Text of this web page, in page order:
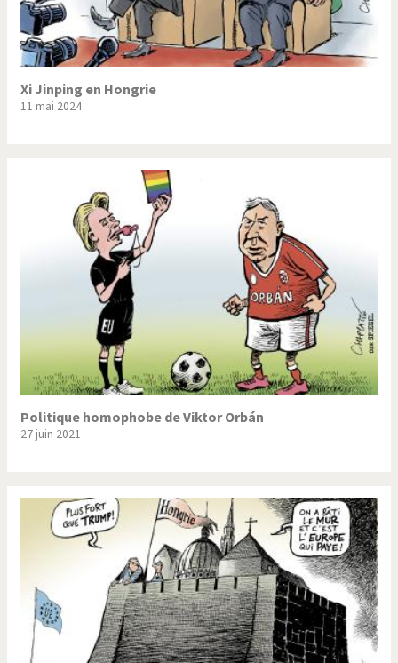
Xi Jinping en Hongrie
11 mai 2024
Politique homophobe de Viktor Orbán
27 juin 2021